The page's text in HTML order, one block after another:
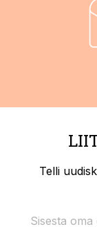
Telli